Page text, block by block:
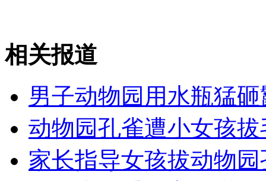
蒙眼倒走钢丝 挑战失利摔下山无恙
山西运城恶犬咬伤多人 警民合力深夜将其击毙
女孩北京地铁殴打老人 痛下狠手拳打脚踢
相关报道
男子动物园用水瓶猛
动物园孔雀遭小女孩
家长指导女孩拔动物